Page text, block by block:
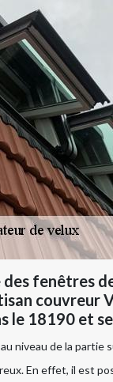
des fenêtres
couvreur
le 18190 et
niveau de la partie
En effet, il est